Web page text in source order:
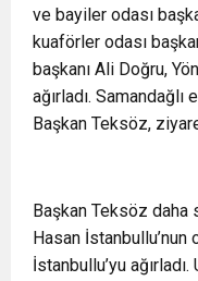
ve bayiler odası
kuaförler odası
başkanı Ali Doğru,
ağırladı.
Başkan Teksöz,
Başkan Teksöz
Hasan
İstanbullu’yu ağırladı.